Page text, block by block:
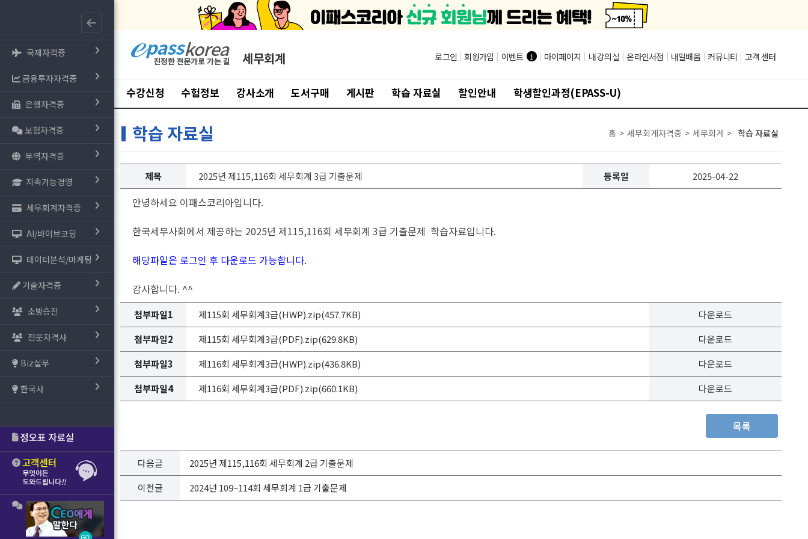
국제자격증
금융투자자격증
은행자격증
보험자격증
무역자격증
지속가능경영
세무회계자격증
AI/바이브코딩
데이터분석/마케팅
기술자격증
소방승진
전문자격사
Biz실무
한국사
세무회계 로그인 | 회원가입 | 이벤트 1 | 마이페이지 | 내 강의실 | 온라인서점 | 내일배움 | 커뮤니티 | 고객 센터
수강신청 수험정보 강사소개 도서구매 게시판 학습 자료실 할인안내 학생할인과정(EPASS-U)
학습 자료실 홈 > 세무회계자격증 > 세무회계 > 학습 자료실
제목 2025년 제115,116회 세무회계 3급 기출문제 등록일 2025-04-22
안녕하세요 이패스코리아입니다.
한국세무사회에서 제공하는 2025년 제115,116회 세무회계 3급 기출문제 학습자료입니다.
해당파일은 로그인 후 다운로드 가능합니다.
감사합니다. ^^
첨부파일1 제115회 세무회계3급(HWP).zip(457.7KB)
다운로드
첨부파일2
제115회 세무회계3급(PDF).zip(629.8KB)
다운로드
첨부파일3
제116회 세무회계3급(HWP).zip(436.8KB)
다운로드
첨부파일4
제116회 세무회계3급(PDF).zip(660.1KB) 다운로드
목록
다음글
2025년 제115,116회 세무회계 2급 기출문제
이전글
2024년 109~114회 세무회계 1급 기출문제